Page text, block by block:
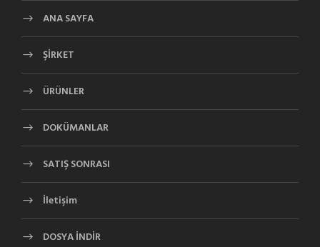
ANA SAYFA
ŞİRKET
ÜRÜNLER
DOKÜMANLAR
SATIŞ SONRASI
İletişim
DOSYA İNDİR